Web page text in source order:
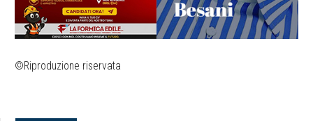
©Riproduzione riservata